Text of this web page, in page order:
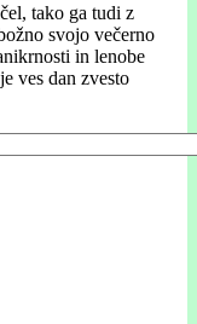
tako ga tudi z
svojo večerno
in lenobe
ves dan zvesto